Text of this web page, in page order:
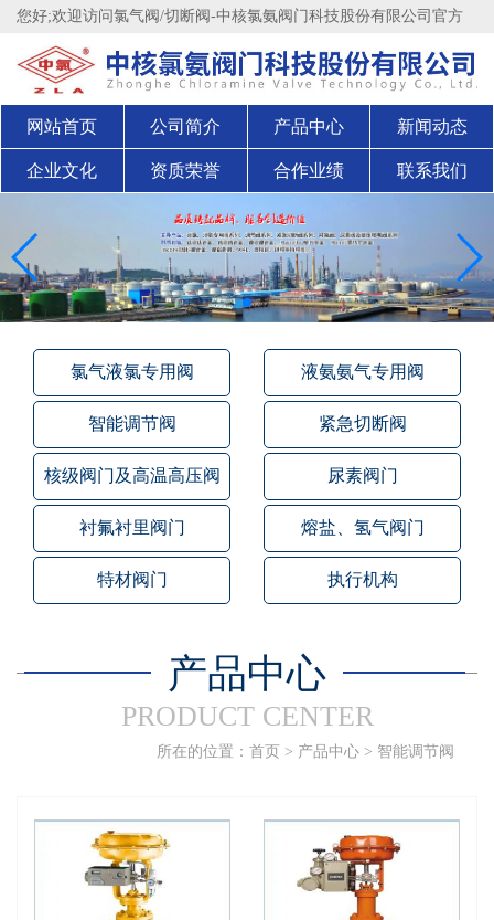
您好;欢迎访问氯气阀/切断阀-中核氯氨阀门科技股份有限公司官方
网站官方网站！
股权代码：200711
网站首页 公司简介 产品中心 新闻动态
企业文化 资质荣誉 合作业绩 联系我们
氯气液氯专用阀 液氨氨气专用阀
智能调节阀 紧急切断阀
核级阀门及高温高压阀 尿素阀门
衬氟衬里阀门 熔盐、氢气阀门
特材阀门 执行机构
产品中心
PRODUCT CENTER
所在的位置：首页 > 产品中心 > 智能调节阀